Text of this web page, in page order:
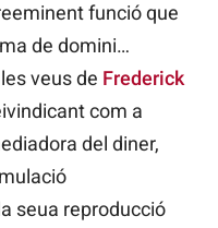
funció que
de domini…
veus de Frederick
com a
del diner,
seua reproducció